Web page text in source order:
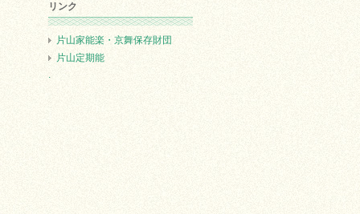
リンク
片山家能楽・京舞保存財団
片山定期能
.